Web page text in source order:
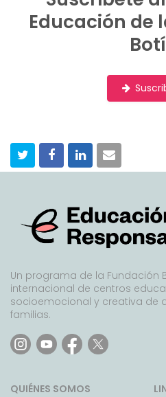
Educación de
Un programa de la Fundación
internacional de centros
socioemocional y creativa de
familias.
QUIÉNES SOMOS